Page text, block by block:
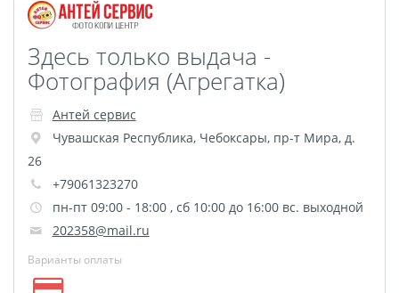
Здесь только выдача -
Фотография (Агрегатка)
Антей сервис
Чувашская Республика, Чебоксары, пр-т Мира, д.
26
+79061323270
пн-пт 09:00 - 18:00 , сб 10:00 до 16:00 вс. выходной
202358@mail.ru
Варианты оплаты